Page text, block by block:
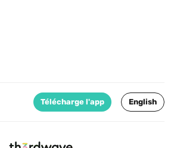
Télécharge l'app English